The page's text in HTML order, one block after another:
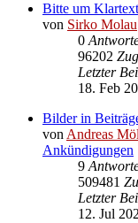
Bitte um
von Sirko Molau
0
96202
Letzter
18. Feb
Bilder in
von Andreas
Ankündigungen
9
509481
Letzter
12. Jul